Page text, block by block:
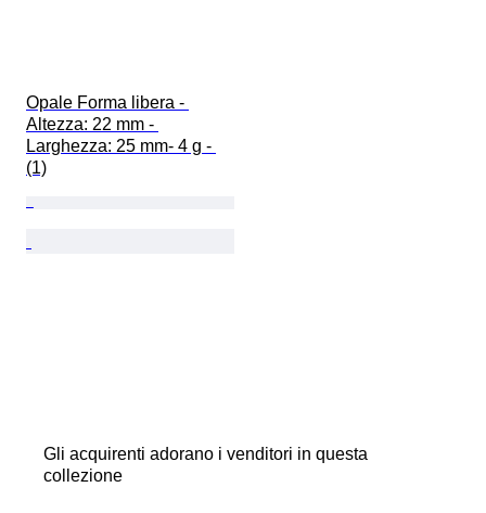
Opale Forma libera -
Altezza: 22 mm -
Larghezza: 25 mm- 4 g -
(1)
Gli acquirenti adorano i venditori in questa
collezione